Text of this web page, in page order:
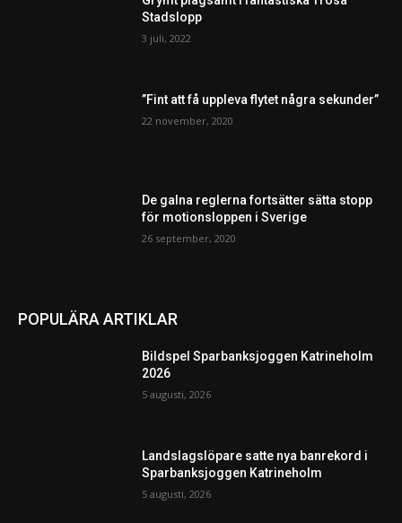
Stadslopp
3 juli, 2022
”Fint att få uppleva flytet några sekunder”
22 november, 2020
De galna reglerna fortsätter sätta stopp
för motionsloppen i Sverige
26 september, 2020
POPULÄRA ARTIKLAR
Bildspel Sparbanksjoggen Katrineholm
2026
5 augusti, 2026
Landslagslöpare satte nya banrekord i
Sparbanksjoggen Katrineholm
5 augusti, 2026